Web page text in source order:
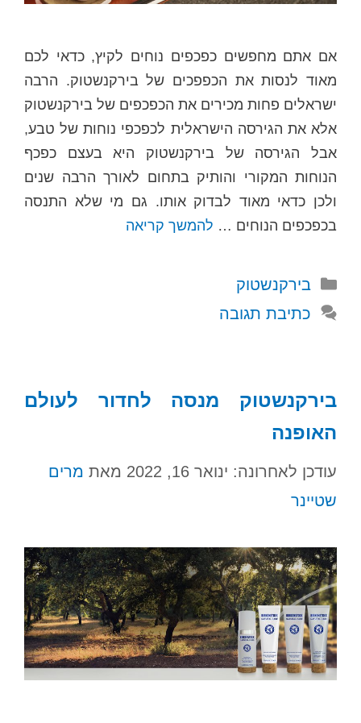
אם אתם מחפשים כפכפים נוחים לקיץ, כדאי לכם
מאוד לנסות את הכפפכים של בירקנשטוק. הרבה
ישראלים פחות מכירים את הכפכפים של בירקנשטוק
אלא את הגירסה הישראלית לכפכפי נוחות של טבע,
אבל הגירסה של בירקנשטוק היא בעצם כפכף
הנוחות המקורי והותיק בתחום לאורך הרבה שנים
ולכן כדאי מאוד לבדוק אותו. גם מי שלא התנסה
בכפכפים הנוחים … להמשך קריאה
קטגוריות
בירקנשטוק
כתיבת תגובה
בירקנשטוק מנסה לחדור לעולם
האופנה
עודכן לאחרונה: ינואר 16, 2022 מאת מרים
שטיינר